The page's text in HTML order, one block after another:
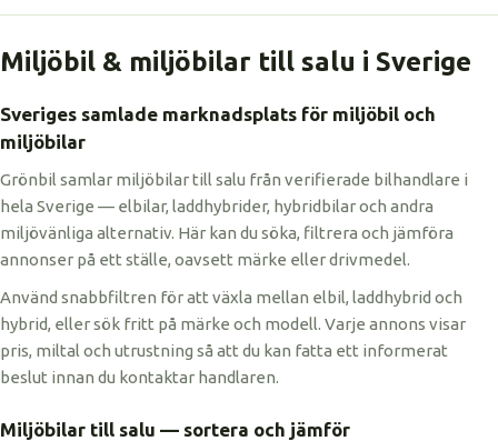
Miljöbil & miljöbilar till salu i Sverige
Sveriges samlade marknadsplats för miljöbil och
miljöbilar
Grönbil samlar miljöbilar till salu från verifierade bilhandlare i
hela Sverige — elbilar, laddhybrider, hybridbilar och andra
miljövänliga alternativ. Här kan du söka, filtrera och jämföra
annonser på ett ställe, oavsett märke eller drivmedel.
Använd snabbfiltren för att växla mellan elbil, laddhybrid och
hybrid, eller sök fritt på märke och modell. Varje annons visar
pris, miltal och utrustning så att du kan fatta ett informerat
beslut innan du kontaktar handlaren.
Miljöbilar till salu — sortera och jämför